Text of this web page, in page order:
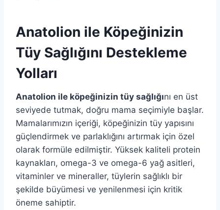
Anatolion ile Köpeğinizin
Tüy Sağlığını Destekleme
Yolları
Anatolion ile köpeğinizin tüy sağlığını en üst
seviyede tutmak, doğru mama seçimiyle başlar.
Mamalarımızın içeriği, köpeğinizin tüy yapısını
güçlendirmek ve parlaklığını artırmak için özel
olarak formüle edilmiştir. Yüksek kaliteli protein
kaynakları, omega-3 ve omega-6 yağ asitleri,
vitaminler ve mineraller, tüylerin sağlıklı bir
şekilde büyümesi ve yenilenmesi için kritik
öneme sahiptir.